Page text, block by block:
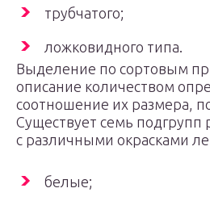
трубчатого;
ложковидного типа.
Выделение по сортовым
описание количеством
соотношение их размера,
Существует семь подгрупп
с различными окрасками
белые;